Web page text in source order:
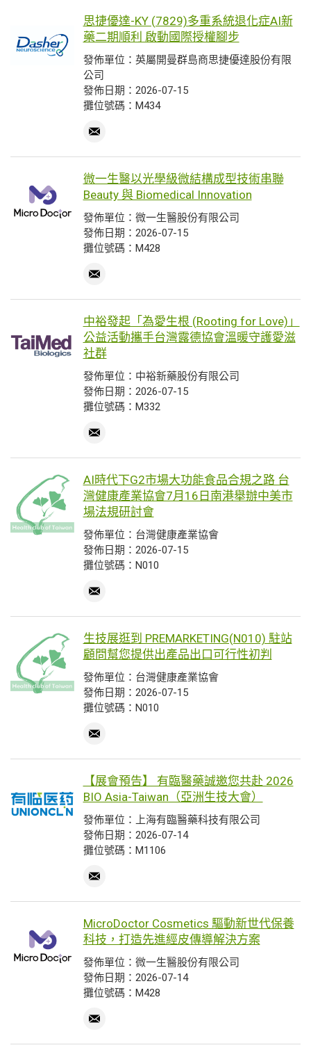
思捷優達-KY (7829)多重系統退化症AI新
藥二期順利 啟動國際授權腳步
發佈單位：英屬開曼群島商思捷優達股份有限
公司
發佈日期：2026-07-15
攤位號碼：M434
微一生醫以光學級微結構成型技術串聯
Beauty 與 Biomedical Innovation
發佈單位：微一生醫股份有限公司
發佈日期：2026-07-15
攤位號碼：M428
中裕發起「為愛生根 (Rooting for Love)」
公益活動攜手台灣露德協會溫暖守護愛滋
社群
發佈單位：中裕新藥股份有限公司
發佈日期：2026-07-15
攤位號碼：M332
AI時代下G2市場大功能食品合規之路 台
灣健康產業協會7月16日南港舉辦中美市
場法規研討會
發佈單位：台灣健康產業協會
發佈日期：2026-07-15
攤位號碼：N010
生技展逛到 PREMARKETING(N010) 駐站
顧問幫您提供出產品出口可行性初判
發佈單位：台灣健康產業協會
發佈日期：2026-07-15
攤位號碼：N010
【展會預告】 有臨醫藥誠邀您共赴 2026
BIO Asia-Taiwan（亞洲生技大會）
發佈單位：上海有臨醫藥科技有限公司
發佈日期：2026-07-14
攤位號碼：M1106
MicroDoctor Cosmetics 驅動新世代保養
科技，打造先進經皮傳導解決方案
發佈單位：微一生醫股份有限公司
發佈日期：2026-07-14
攤位號碼：M428